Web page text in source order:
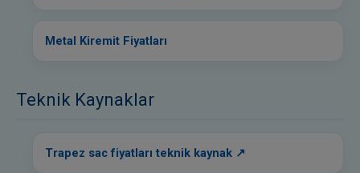
Metal Kiremit Fiyatları
Teknik Kaynaklar
Trapez sac fiyatları teknik kaynak